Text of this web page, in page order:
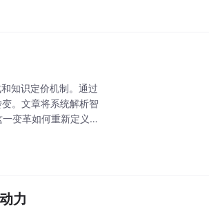
知识定价机制。通过
。文章将系统解析智
变革如何重新定义知
力